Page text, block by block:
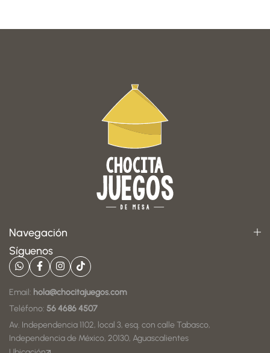
Navegación
Síguenos
Email: hola@chocitajuegos.com
Teléfono: 56 4686 4507
Av. Independencia 1102, local 3, esq. con calle Tabasco,
Independencia de México, 20130, Aguascalientes